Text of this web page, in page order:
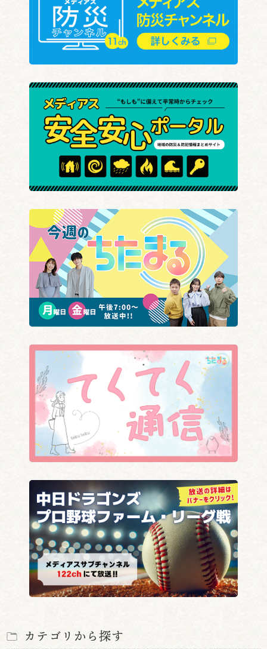
和太鼓の全国大会出場を
知多北部議長会議員研修
第47回東海市合唱祭 親子で“変身”楽しむ
防災グッズの整理収納を
学ぶ
知多地域 選抜少年野球大
会
トマトde健康フェスティ
バル始まる
全国安全週間啓発活動
カテゴリから探す